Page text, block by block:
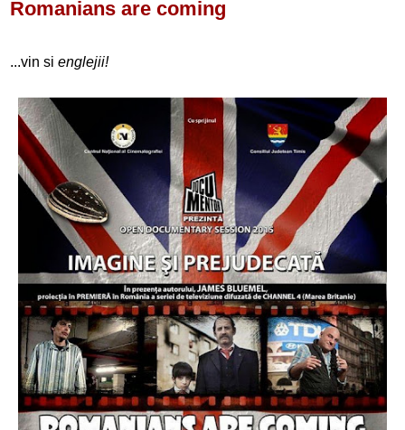
Romanians are coming
...vin si englejii!